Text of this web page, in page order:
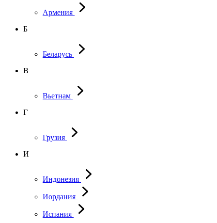
Армения
Б
Беларусь
В
Вьетнам
Г
Грузия
И
Индонезия
Иордания
Испания